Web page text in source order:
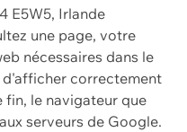
E5W5, Irlande
une page, votre
nécessaires dans le
correctement
fin, le navigateur que
serveurs de Google.